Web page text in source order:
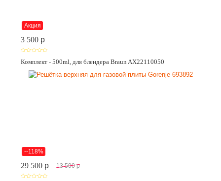
Акция
3 500 p
Комплект - 500ml, для блендера Braun AX22110050
--118%
29 500 p 13 500 p